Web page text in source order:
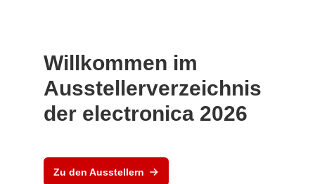
Willkommen im
Ausstellerverzeichnis
der electronica 2026
Zu den Ausstellern